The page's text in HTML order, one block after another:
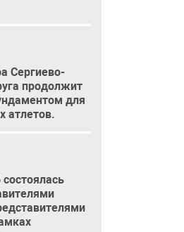
Сергиево-
продолжит
для
атлетов.